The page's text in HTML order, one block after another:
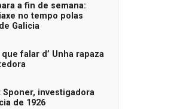
a fin de semana:
no tempo polas
Galicia
falar d’ Unha rapaza
Sponer, investigadora
de 1926